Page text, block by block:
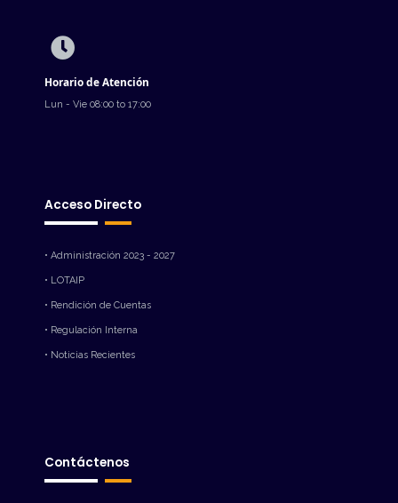
Horario de Atención
Lun - Vie 08:00 to 17:00
Acceso Directo
• Administración 2023 - 2027
• LOTAIP
• Rendición de Cuentas
• Regulación Interna
• Noticias Recientes
Contáctenos